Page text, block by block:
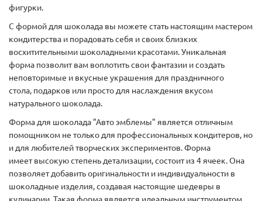
фигурки.
С формой для шоколада вы можете стать настоящим мастером
кондитерства и порадовать себя и своих близких
восхитительными шоколадными красотами. Уникальная
форма позволит вам воплотить свои фантазии и создать
неповторимые и вкусные украшения для праздничного
стола, подарков или просто для наслаждения вкусом
натурального шоколада.
Форма для шоколада "Авто эмблемы" является отличным
помощником не только для профессиональных кондитеров, но
и для любителей творческих экспериментов. Форма
имеет высокую степень детализации, состоит из 4 ячеек. Она
позволяет добавить оригинальности и индивидуальности в
шоколадные изделия, создавая настоящие шедевры в